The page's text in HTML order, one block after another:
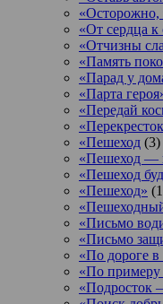
«Осторожно,
«От сердца к
«Отчизны
«Память
«Парад у
«Парта
«Передай
«Пешеход (3)
«Пешеход —
«Пешеход
«Пешеход»
«Письмо
«Письмо
«По дороге в
«По примеру
«Подросток